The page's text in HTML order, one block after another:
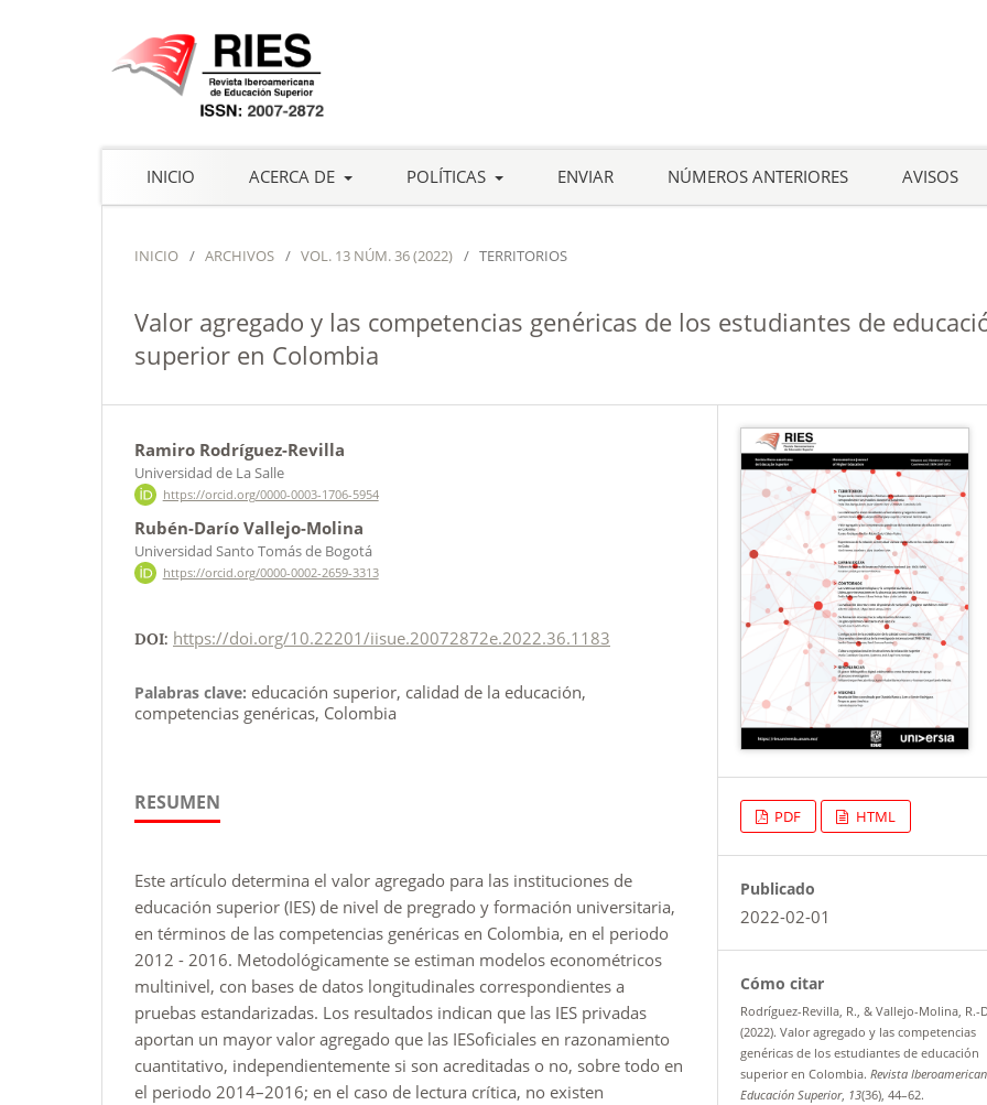
INICIO ACERCA DE POLÍTICAS ENVIAR NÚMEROS ANTERIORES AVISOS
INICIO / ARCHIVOS / VOL. 13 NÚM. 36 (2022) / TERRITORIOS
Valor agregado y las competencias genéricas de los estudiantes de
superior en Colombia
Ramiro Rodríguez-Revilla
Universidad de La Salle
https://orcid.org/0000-0003-1706-5954
Rubén-Darío Vallejo-Molina
Universidad Santo Tomás de Bogotá
https://orcid.org/0000-0002-2659-3313
DOI: https://doi.org/10.22201/iisue.20072872e.2022.36.1183
Palabras clave: educación superior, calidad de la educación,
competencias genéricas, Colombia
RESUMEN
Este artículo determina el valor agregado para las instituciones de
educación superior (IES) de nivel de pregrado y formación universitaria,
en términos de las competencias genéricas en Colombia, en el periodo
2012 - 2016. Metodológicamente se estiman modelos econométricos
multinivel, con bases de datos longitudinales correspondientes a
pruebas estandarizadas. Los resultados indican que las IES privadas
aportan un mayor valor agregado que las IESoficiales en razonamiento
cuantitativo, independientemente si son acreditadas o no, sobre todo en
el periodo 2014–2016; en el caso de lectura crítica, no existen
PDF HTML
Publicado
2022-02-01
Cómo citar
Rodríguez-Revilla, R., & Vallejo-Molina, R.-
(2022). Valor agregado y las competencias
genéricas de los estudiantes de educación
superior en Colombia.Revista
Educación Superior, 13(36), 44–62.